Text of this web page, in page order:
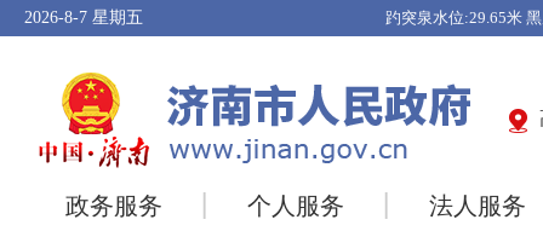
2026-8-7 星期五
政务服务 个人服务 法人服务